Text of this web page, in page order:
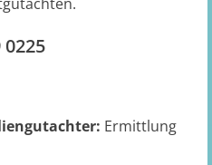
Ermittlung